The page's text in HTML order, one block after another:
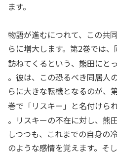
ます。
物語が進むにつれて、この共
らに増大します。第2巻では
訪ねてくるという、熊田にと
。彼は、この恐るべき同居人
らに大きな転機となるのが、
巻で「リスキー」と名付けら
。リスキーの不在に対し、熊
しつつも、これまでの自身の
のような感情を覚えます。そ